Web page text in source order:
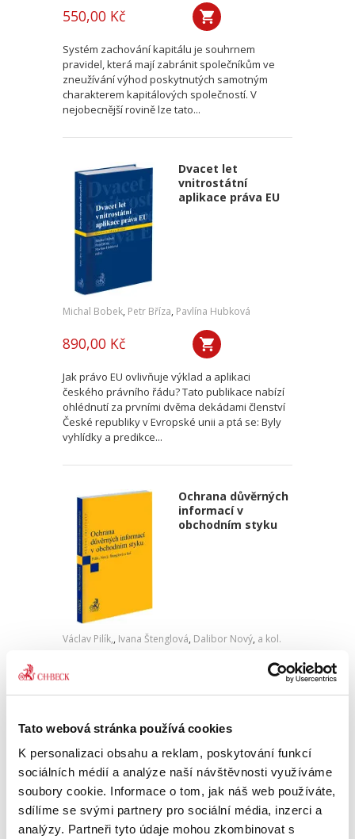
Tato webová stránka používá cookies
K personalizaci obsahu a reklam, poskytování funkcí
sociálních médií a analýze naší návštěvnosti využíváme
soubory cookie. Informace o tom, jak náš web používáte,
sdílíme se svými partnery pro sociální média, inzerci a
analýzy. Partneři tyto údaje mohou zkombinovat s
550,00 Kč
Systém zachování kapitálu je souhrnem
pravidel, která mají zabránit společníkům ve
zneužívání výhod poskytnutých samotným
charakterem kapitálových společností. V
nejobecnější rovině lze tato...
Dvacet let
vnitrostátní
aplikace práva EU
Michal Bobek, Petr Bříza, Pavlína Hubková
890,00 Kč
Jak právo EU ovlivňuje výklad a aplikaci
českého právního řádu? Tato publikace nabízí
ohlédnutí za prvními dvěma dekádami členství
České republiky v Evropské unii a ptá se: Byly
vyhlídky a predikce...
Ochrana důvěrných
informací v
obchodním styku
Václav Pilík,, Ivana Štenglová, Dalibor Nový, a kol.
550,00 Kč
dosud chybějící – systematické zpracování
ochrany důvěrných informací především ve
smluvním právu, ale i v...
Obchodní jméno